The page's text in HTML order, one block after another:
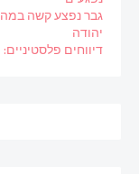
יהודה
דיווחים